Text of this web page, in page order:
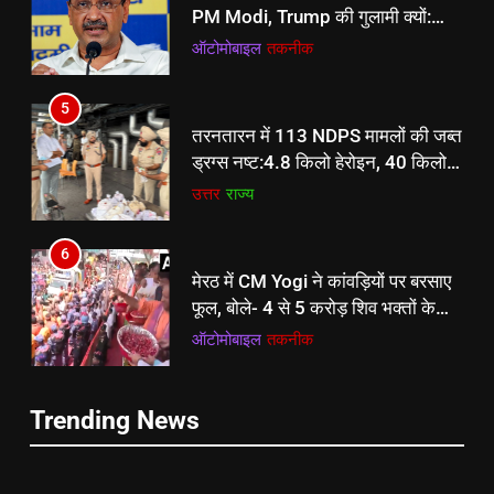
PM Modi, Trump की गुलामी क्यों:
Kejriwal का बड़ा हमला
ऑटोमोबाइल तकनीक
5
तरनतारन में 113 NDPS मामलों की जब्त
ड्रग्स नष्ट:4.8 किलो हेरोइन, 40 किलो
अफीम समेत अन्य नशीले पदार्थ शामिल
उत्तर राज्य
6
मेरठ में CM Yogi ने कांवड़ियों पर बरसाए
फूल, बोले- 4 से 5 करोड़ शिव भक्तों के
आने की उम्मीद
ऑटोमोबाइल तकनीक
SBI में 1538 पदों पर निकली भर्ती:64
Trending News
5
तरनतारन में 113 NDPS मामलों की जब्त
ड्रग्स नष्ट:4.8 किलो हेरोइन, 40 किलो
अफीम समेत अन्य नशीले पदार्थ शामिल
उत्तर राज्य
6
मेरठ में CM Yogi ने कांवड़ियों पर बरसाए